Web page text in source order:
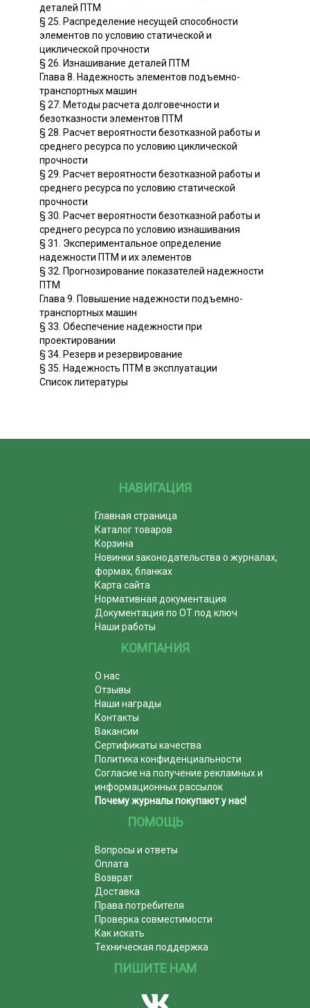
деталей ПТМ
§ 25. Распределение несущей способности
элементов по условию статической и
циклической прочности
§ 26. Изнашивание деталей ПТМ
Глава 8. Надежность элементов подъемно-
транспортных машин
§ 27. Методы расчета долговечности и
безотказности элементов ПТМ
§ 28. Расчет вероятности безотказной работы и
среднего ресурса по условию циклической
прочности
§ 29. Расчет вероятности безотказной работы и
среднего ресурса по условию статической
прочности
§ 30. Расчет вероятности безотказной работы и
среднего ресурса по условию изнашивания
§ 31. Экспериментальное определение
надежности ПТМ и их элементов
§ 32. Прогнозирование показателей надежности
ПТМ
Глава 9. Повышение надежности подъемно-
транспортных машин
§ 33. Обеспечение надежности при
проектировании
§ 34. Резерв и резервирование
§ 35. Надежность ПТМ в эксплуатации
Список литературы
НАВИГАЦИЯ
Главная страница
Каталог товаров
Корзина
Новинки законодательства о журналах,
формах, бланках
Карта сайта
Нормативная документация
Документация по ОТ под ключ
Наши работы
КОМПАНИЯ
О нас
Отзывы
Наши награды
Контакты
Вакансии
Сертификаты качества
Политика конфиденциальности
Согласие на получение рекламных и
информационных рассылок
Почему журналы покупают у нас!
ПОМОЩЬ
Вопросы и ответы
Оплата
Возврат
Доставка
Права потребителя
Проверка совместимости
Как искать
Техническая поддержка
ПИШИТЕ НАМ